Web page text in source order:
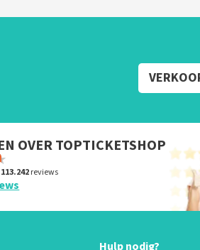
OVER TOPTICKETSHOP
113.242reviews
Hulp nodig?